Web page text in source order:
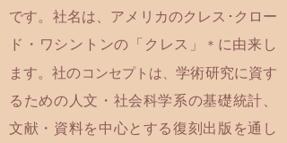
です。社名は、アメリカのクレス･クロー
ド・ワシントンの「クレス」 ＊ に由来し
ます。社のコンセプトは、学術研究に資す
るための人文・社会科学系の基礎統計、
文献・資料を中心とする復刻出版を通し